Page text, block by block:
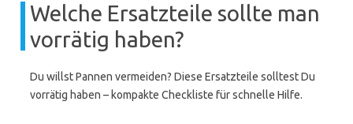
Welche Ersatzteile sollte man
vorrätig haben?
Du willst Pannen vermeiden? Diese Ersatzteile solltest Du
vorrätig haben – kompakte Checkliste für schnelle Hilfe.